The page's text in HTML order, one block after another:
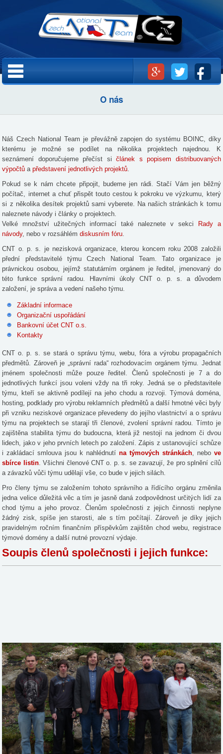
hlavnímu
obsahu
Hlavní menu
O nás
Náš Czech National Team je převážně zapojen do systému BOINC, díky
kterému je možné se podílet na několika projektech najednou. K
seznámení doporučujeme přečíst sičlánek s popisem distribuovaných
výpočtů apředstavení jednotlivých projektů.
Pokud se k nám chcete připojit, budeme jen rádi. Stačí Vám jen běžný
počítač, internet a chuť přispět touto cestou k pokroku ve výzkumu, který
si z několika desítek projektů sami vyberete. Na našich stránkách k tomu
naleznete návody i články o projektech.
Velké množství užitečných informací také naleznete v sekci
Rady a
návody, nebo v rozsáhlémdiskusním fóru.
CNT o. p. s. je nezisková organizace, kterou koncem roku 2008 založili
přední představitelé týmu Czech National Team. Tato organizace je
právnickou osobou, jejímž statutárním orgánem je ředitel, jmenovaný do
této funkce správní radou. Hlavními úkoly CNT o. p. s. a důvodem
založení, je správa a vedení našeho týmu.
Základní informace
Organizační uspořádání
Bankovní účet CNT o.s.
Kontakty
CNT o. p. s. se stará o správu týmu, webu, fóra a výrobu propagačních
předmětů. Zároveň je „správní rada“ rozhodovacím orgánem týmu. Jednat
jménem společnosti může pouze ředitel. Členů společnosti je 7 a do
jednotlivých funkcí jsou voleni vždy na tři roky. Jedná se o představitele
týmu, kteří se aktivně podílejí na jeho chodu a rozvoji. Týmová doména,
hosting, podklady pro výrobu reklamních předmětů a další hmotné věci byly
při vzniku neziskové organizace převedeny do jejího vlastnictví a o správu
týmu na projektech se starají tři členové, zvolení správní radou. Tímto je
zajištěna stabilita týmu do budoucna, která již nestojí na jednom či dvou
lidech, jako v jeho prvních letech po založení. Zápis z ustanovující schůze
i zakládací smlouva jsou k nahlédnutí na týmových stránkách, nebo ve
sbírce listin. Všichni členové CNT o. p. s. se zavazují, že pro splnění cílů
a závazků vůči týmu udělají vše, co bude v jejich silách.
Pro členy týmu se založením tohoto správního a řídícího orgánu změnila
jedna velice důležitá věc a tím je jasně daná zodpovědnost určitých lidí za
chod týmu a jeho provoz. Členům společnosti z jejich činnosti neplyne
žádný zisk, spíše jen starosti, ale s tím počítají. Zároveň je díky jejich
pravidelným ročním finančním příspěvkům zajištěn chod webu, registrace
týmové domény a další nutné provozní výdaje.
Soupis členů společnosti i jejich funkce: